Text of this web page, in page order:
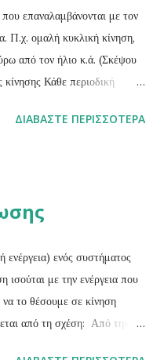
επαναλαμβάνονται με τον
Π.χ. ομαλή κυκλική κίνηση,
από τον ήλιο κ.ά. (Σκέψου
Κάθε περιοδική
ο χρόνος που απαιτείται για
ονομάζεται το φυσικό
σε κάποιο χρόνο t,
είναι μονόμετρο
1 sec -1 ή 1 κύκλος/sec ή 1
– συχνό...
ΔΙΑΒΆΣΤΕ ΠΕΡΙΣΣΌΤΕΡΑ
ενέργεια) ενός συστήματος
ισούται με την ενέργεια που
το θέσουμε σε κίνηση
από τη σχέση: Από την